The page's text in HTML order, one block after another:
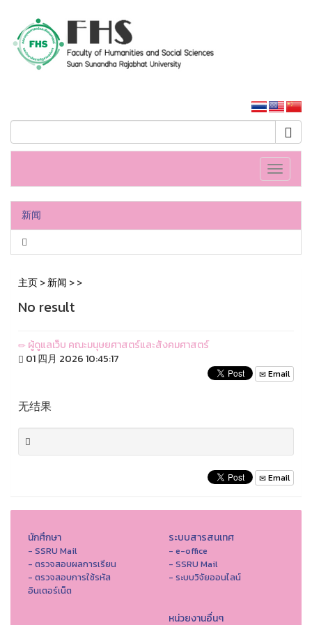
Toggle
新闻
主页>新闻 >>
No result
ผู้ดูแลเว็บ คณะมนุษยศาสตร์และสังคมศาสตร์
01 四月 2026 10:45:17
Email
无结果
Email
นักศึกษา
- SSRU Mail
- ตรวจสอบผลการเรียน
- ตรวจสอบการใช้รหัส
อินเตอร์เน็ต
ระบบสารสนเทศ
- e-office
- SSRU Mail
- ระบบวิจัยออนไลน์
หน่วยงานอื่นๆ